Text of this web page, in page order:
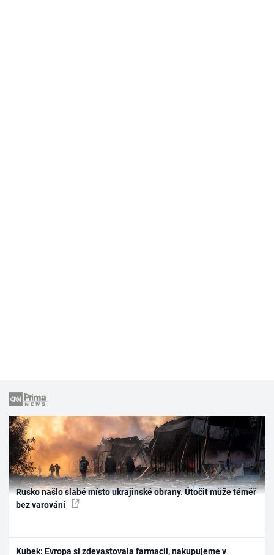
Rusko našlo slabé místo ukrajinské obrany. Útočit může téměř
bez varování
Kubek: Evropa si zdevastovala farmacii, nakupujeme v